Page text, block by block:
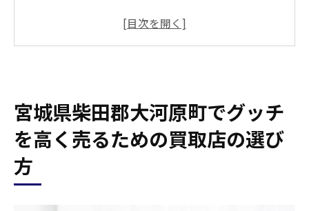
グッチ専門の買取店を選ぶメリット
初めての買取でも安心なサポート体制
グッチの買取で差をつける！宮城県柴田郡大河
原町市場の動向をチェック
宮城県柴田郡大河原町でグッチ
を高く売るための買取店の選び
方